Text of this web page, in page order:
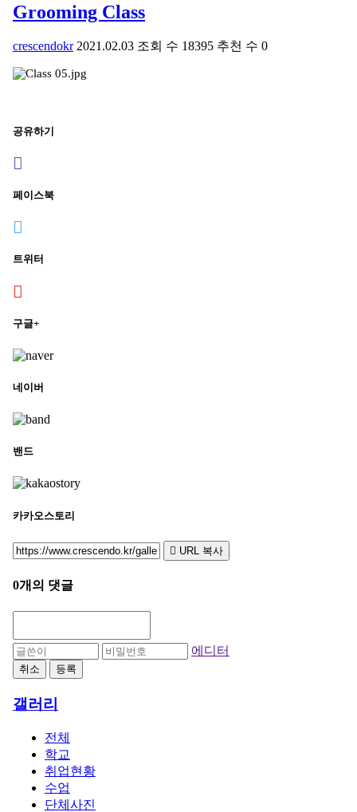
Grooming Class
crescendokr 2021.02.03 조회 수 18395 추천 수 0
공유하기
페이스북
트위터
구글+
네이버
밴드
카카오스토리
URL 복사
0개의 댓글
에디터
취소 등록
갤러리
전체
학교
취업현황
수업
단체사진